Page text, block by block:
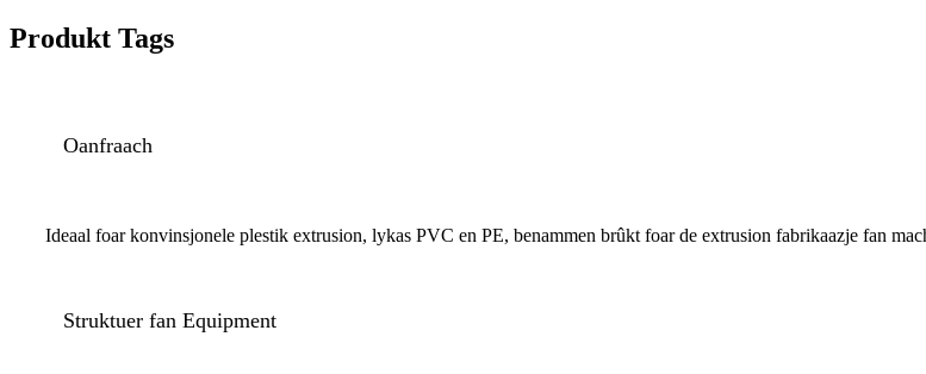
Produkt Tags
Oanfraach
Ideaal foar konvinsjonele plestik extrusion, lykas PVC en PE, benammen brûkt foar de extrusion fabrikaazje fan
Struktuer fan Equipment